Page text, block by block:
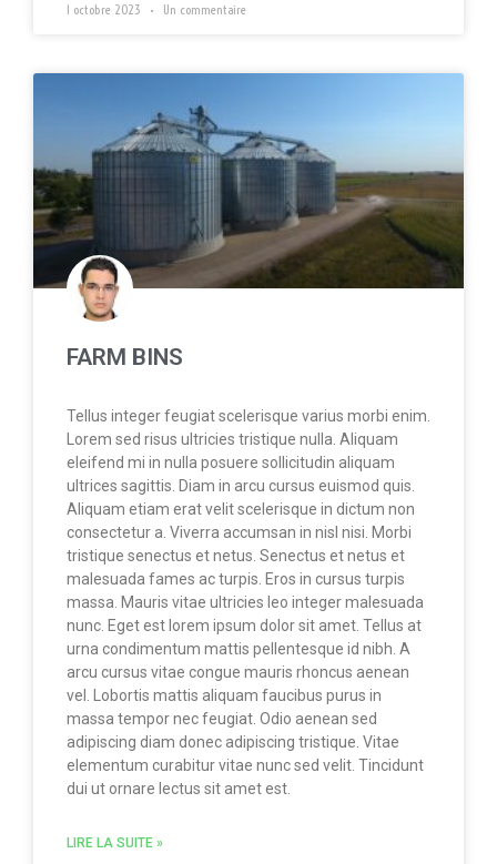
1 octobre 2023 Un commentaire
FARM BINS
Tellus integer feugiat scelerisque varius morbi enim.
Lorem sed risus ultricies tristique nulla. Aliquam
eleifend mi in nulla posuere sollicitudin aliquam
ultrices sagittis. Diam in arcu cursus euismod quis.
Aliquam etiam erat velit scelerisque in dictum non
consectetur a. Viverra accumsan in nisl nisi. Morbi
tristique senectus et netus. Senectus et netus et
malesuada fames ac turpis. Eros in cursus turpis
massa. Mauris vitae ultricies leo integer malesuada
nunc. Eget est lorem ipsum dolor sit amet. Tellus at
urna condimentum mattis pellentesque id nibh. A
arcu cursus vitae congue mauris rhoncus aenean
vel. Lobortis mattis aliquam faucibus purus in
massa tempor nec feugiat. Odio aenean sed
adipiscing diam donec adipiscing tristique. Vitae
elementum curabitur vitae nunc sed velit. Tincidunt
dui ut ornare lectus sit amet est.
LIRE LA SUITE »